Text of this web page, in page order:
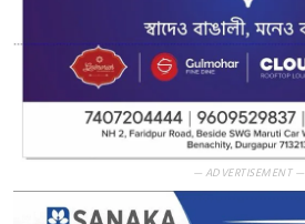
— ADVERTISEMENT —